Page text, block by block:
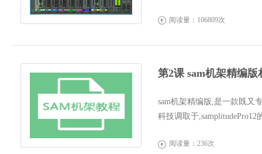
 阅读量：106809次
第2课 sam机架精编
sam机架精编版,是一款既又
科技调取于
 阅读量：236次